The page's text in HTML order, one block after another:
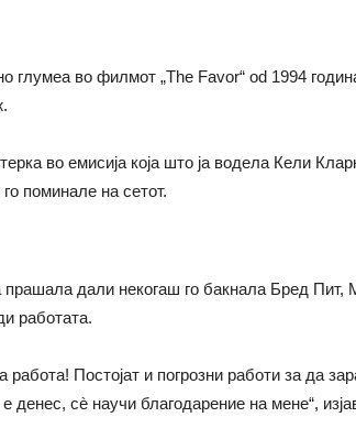
глумеа во филмот „The Favor“ od 1994
во емисија која што ја водела Кели
поминале на сетот.
прашала дали некогаш го бакнала Бред Пит,
работата.
работа! Постојат и погрозни работи за да
денес, сè научи благодарение на мене“,